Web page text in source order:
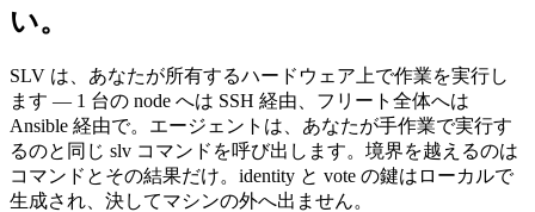
い。
SLV は、あなたが所有するハードウェア上で作業を実行し
ます — 1 台の node へは SSH 経由、フリート全体へは
Ansible 経由で。エージェントは、あなたが手作業で実行す
るのと同じ slv コマンドを呼び出します。境界を越えるのは
コマンドとその結果だけ。identity と vote の鍵はローカルで
生成され、決してマシンの外へ出ません。